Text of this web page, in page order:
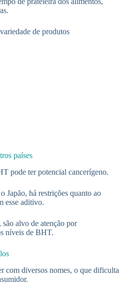
de produtos
países
pode ter potencial cancerígeno.
Japão, há restrições quanto ao
esse aditivo.
alvo de atenção por
níveis de BHT.
com diversos nomes, o que dificulta